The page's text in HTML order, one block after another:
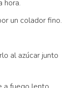
hora.
un colador fino.
al azúcar junto